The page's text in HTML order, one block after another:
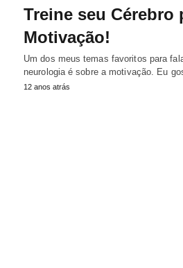
Treine seu Cérebro
Motivação!
Um dos meus temas favoritos para
neurologia é sobre a motivação. Eu
12 anos atrás